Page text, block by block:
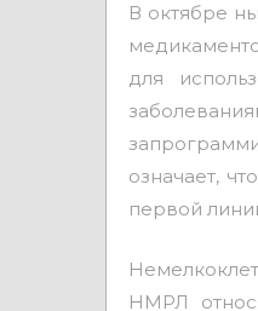
В октябре
для
означает,
первой
НМРЛ